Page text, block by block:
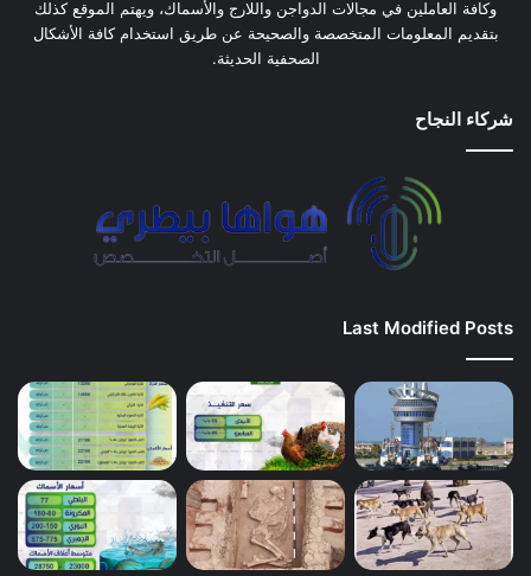
وكافة العاملين في مجالات الدواجن واللارج والأسماك، ويهتم الموقع كذلك
بتقديم المعلومات المتخصصة والصحيحة عن طريق استخدام كافة الأشكال
الصحفية الحديثة.
شركاء النجاح
Last Modified Posts